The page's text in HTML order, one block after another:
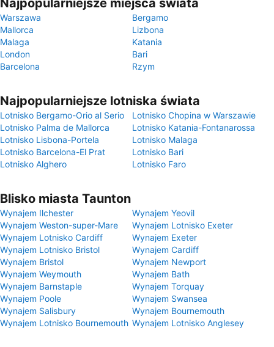
Najpopularniejsze miejsca świata
Warszawa
Bergamo
Mallorca
Lizbona
Malaga
Katania
London
Bari
Barcelona
Rzym
Najpopularniejsze lotniska świata
Lotnisko Bergamo-Orio al Serio
Lotnisko Chopina w Warszawie
Lotnisko Palma de Mallorca
Lotnisko Katania-Fontanarossa
Lotnisko Lisbona-Portela
Lotnisko Malaga
Lotnisko Barcelona-El Prat
Lotnisko Bari
Lotnisko Alghero
Lotnisko Faro
Blisko miasta Taunton
Wynajem Ilchester
Wynajem Yeovil
Wynajem Weston-super-Mare
Wynajem Lotnisko Exeter
Wynajem Lotnisko Cardiff
Wynajem Exeter
Wynajem Lotnisko Bristol
Wynajem Cardiff
Wynajem Bristol
Wynajem Newport
Wynajem Weymouth
Wynajem Bath
Wynajem Barnstaple
Wynajem Torquay
Wynajem Poole
Wynajem Swansea
Wynajem Salisbury
Wynajem Bournemouth
Wynajem Lotnisko Bournemouth Wynajem Lotnisko Anglesey